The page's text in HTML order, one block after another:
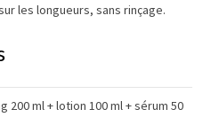
les longueurs, sans rinçage.
200 ml + lotion 100 ml + sérum 50